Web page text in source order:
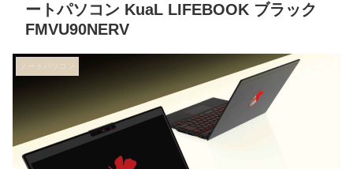
ートパソコン KuaL LIFEBOOK ブラック
FMVU90NERV
ノートパソコン